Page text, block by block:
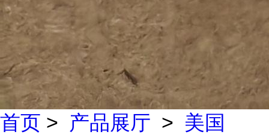
首页 > 产品展厅 > 美国